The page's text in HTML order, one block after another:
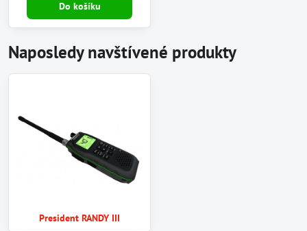
Do košíku
Naposledy navštívené produkty
President RANDY III